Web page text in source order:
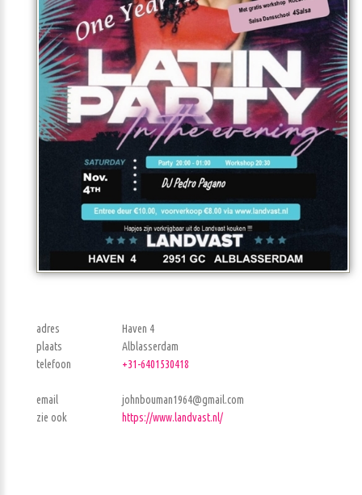
adres
Haven 4
plaats
Alblasserdam
telefoon
+31-6401530418
email
johnbouman1964@gmail.com
zie ook
https://www.landvast.nl/